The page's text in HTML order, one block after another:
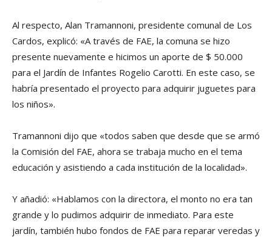
Al respecto, Alan Tramannoni, presidente comunal de Los
Cardos, explicó: «A través de FAE, la comuna se hizo
presente nuevamente e hicimos un aporte de $ 50.000
para el Jardín de Infantes Rogelio Carotti. En este caso, se
habría presentado el proyecto para adquirir juguetes para
los niños».
Tramannoni dijo que «todos saben que desde que se armó
la Comisión del FAE, ahora se trabaja mucho en el tema
educación y asistiendo a cada institución de la localidad».
Y añadió: «Hablamos con la directora, el monto no era tan
grande y lo pudimos adquirir de inmediato. Para este
jardín, también hubo fondos de FAE para reparar veredas y